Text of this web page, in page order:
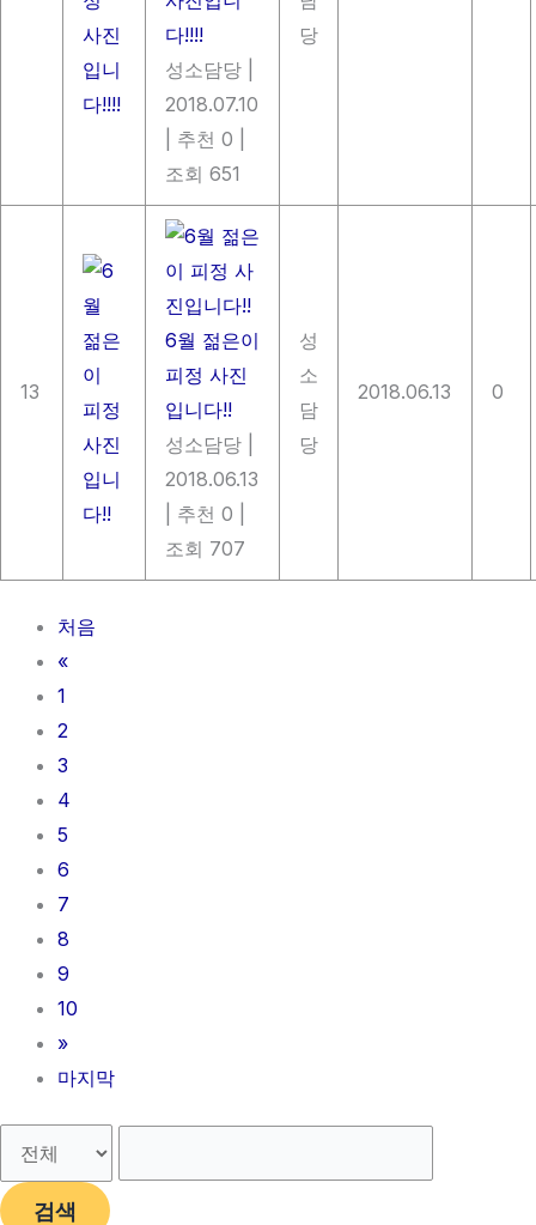
다!!!!
성소담당
2018.07.10
추천 0
조회 651
당
13
6월 젊은이
피정 사진
입니다!!
성소담당
2018.06.13
추천 0
조회 707
성
소
담
당
2018.06.13 0
처음
«
1
2
3
4
5
6
7
8
9
10
»
마지막
검색